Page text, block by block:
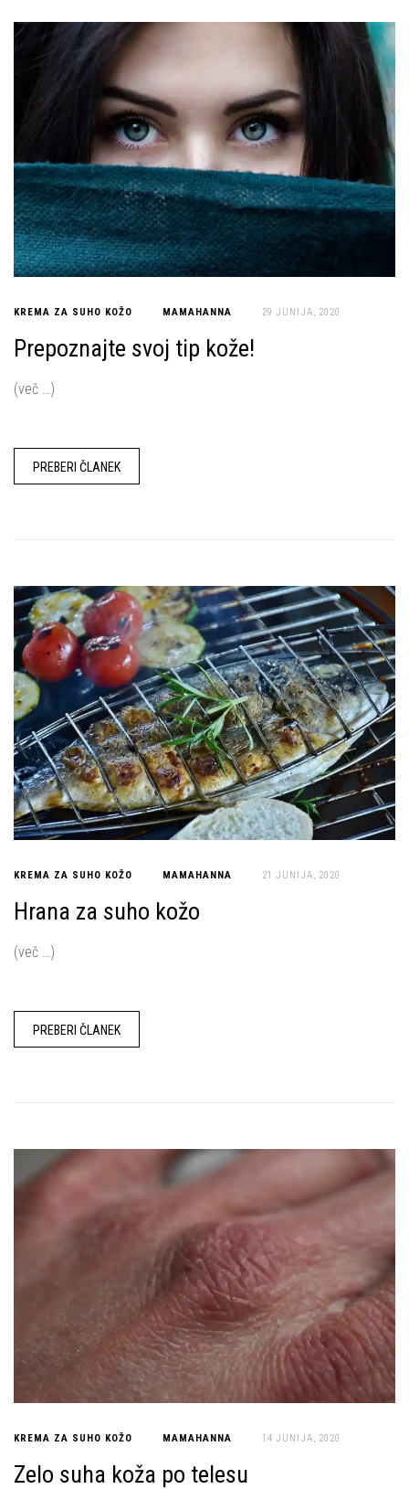
KREMA ZA SUHO KOŽO MAMAHANNA 29 JUNIJA, 2020
Prepoznajte svoj tip kože!
(več …)
PREBERI ČLANEK
KREMA ZA SUHO KOŽO MAMAHANNA 21 JUNIJA, 2020
Hrana za suho kožo
(več …)
PREBERI ČLANEK
KREMA ZA SUHO KOŽO MAMAHANNA 14 JUNIJA, 2020
Zelo suha koža po telesu